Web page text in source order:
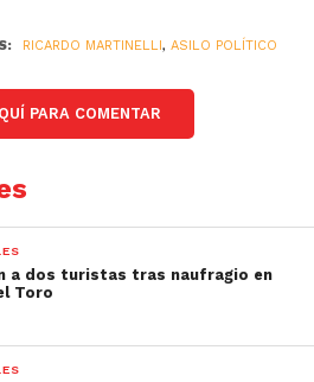
RICARDO MARTINELLI, ASILO POLÍTICO
PARA COMENTAR
a dos turistas tras naufragio en
Toro